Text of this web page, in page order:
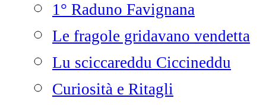
1° Raduno Favignana
Le fragole gridavano vendetta
Lu sciccareddu Ciccineddu
Curiosità e Ritagli